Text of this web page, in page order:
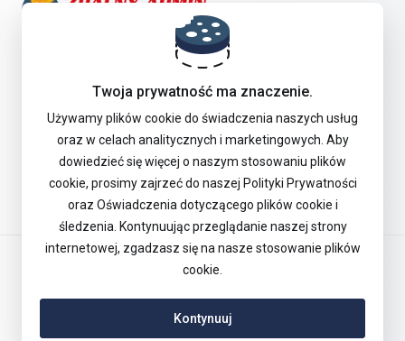
Oferta
Pomoc Techniczna
Copyright © 2026 Remote Admin Sp. z o.o. Wszelkie prawa
Polski
Twoja prywatność ma znaczenie.
Używamy plików cookie do świadczenia naszych usług
oraz w celach analitycznych i marketingowych. Aby
dowiedzieć się więcej o naszym stosowaniu plików
cookie, prosimy zajrzeć do naszej Polityki Prywatności
oraz Oświadczenia dotyczącego plików cookie i
śledzenia. Kontynuując przeglądanie naszej strony
internetowej, zgadzasz się na nasze stosowanie plików
cookie.
Kontynuuj